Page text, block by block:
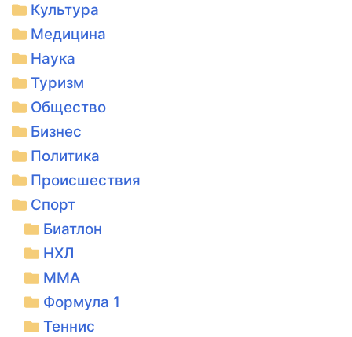
Культура
Медицина
Наука
Туризм
Общество
Бизнес
Политика
Происшествия
Спорт
Биатлон
НХЛ
ММА
Формула 1
Теннис